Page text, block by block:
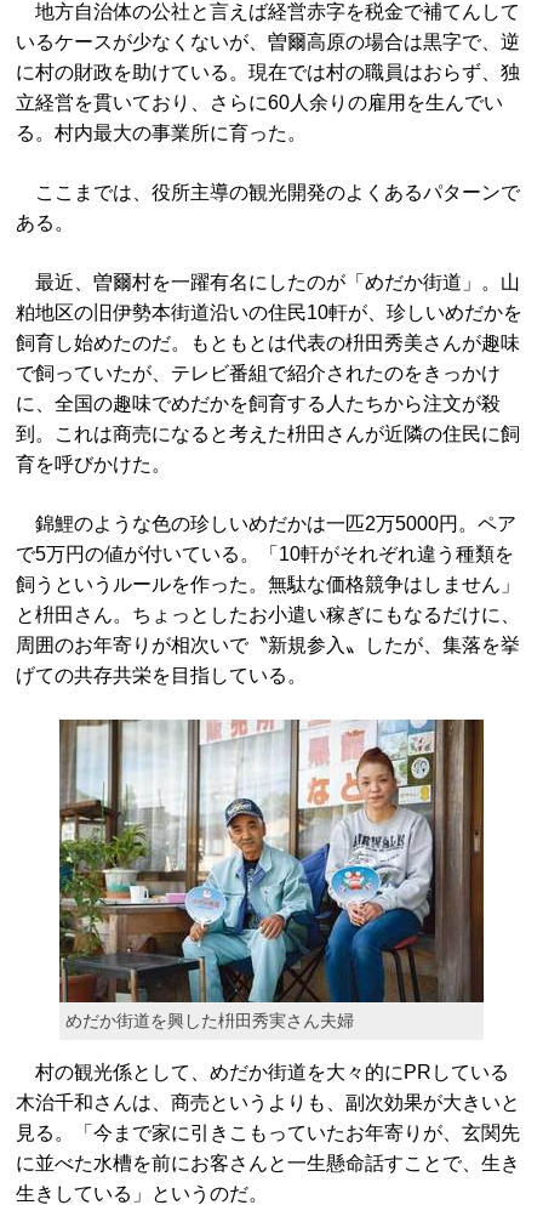
地方自治体の公社と言えば経営赤字を税金で補てんして
いるケースが少なくないが、曽爾高原の場合は黒字で、逆
に村の財政を助けている。現在では村の職員はおらず、独
立経営を貫いており、さらに60人余りの雇用を生んでい
る。村内最大の事業所に育った。
ここまでは、役所主導の観光開発のよくあるパターンで
ある。
最近、曽爾村を一躍有名にしたのが「めだか街道」。山
粕地区の旧伊勢本街道沿いの住民10軒が、珍しいめだかを
飼育し始めたのだ。もともとは代表の枡田秀美さんが趣味
で飼っていたが、テレビ番組で紹介されたのをきっかけ
に、全国の趣味でめだかを飼育する人たちから注文が殺
到。これは商売になると考えた枡田さんが近隣の住民に飼
育を呼びかけた。
錦鯉のような色の珍しいめだかは一匹2万5000円。ペア
で5万円の値が付いている。「10軒がそれぞれ違う種類を
飼うというルールを作った。無駄な価格競争はしません」
と枡田さん。ちょっとしたお小遣い稼ぎにもなるだけに、
周囲のお年寄りが相次いで〝新規参入〟したが、集落を挙
げての共存共栄を目指している。
めだか街道を興した枡田秀実さん夫婦
村の観光係として、めだか街道を大々的にPRしている
木治千和さんは、商売というよりも、副次効果が大きいと
見る。「今まで家に引きこもっていたお年寄りが、玄関先
に並べた水槽を前にお客さんと一生懸命話すことで、生き
生きしている」というのだ。